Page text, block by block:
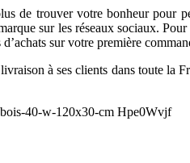
de trouver votre bonheur pour
sur les réseaux sociaux.
d’achats sur votre première
à ses clients dans toute la